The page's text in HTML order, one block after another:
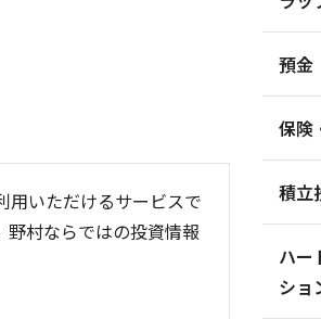
平均 出来高
動平均 出来高
用いただけるサービスで
村ならではの投資情報
預金
保険
積立
ハー
ショ